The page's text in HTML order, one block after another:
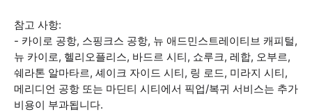
참고 사항:
- 카이로 공항, 스핑크스 공항, 뉴 애드민스트레이티브 캐피털,
뉴 카이로, 헬리오플리스, 바드르 시티, 쇼루크, 레합, 오부르,
쉐라톤 알마타르, 셰이크 자이드 시티, 링 로드, 미라지 시티,
메리디언 공항 또는 마딘티 시티에서 픽업/복귀 서비스는 추가
비용이 부과됩니다.